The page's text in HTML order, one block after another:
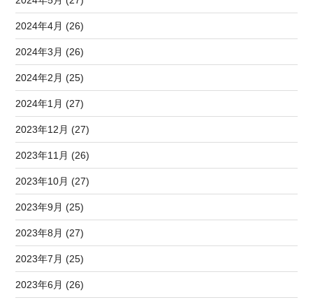
2024年4月 (26)
2024年3月 (26)
2024年2月 (25)
2024年1月 (27)
2023年12月 (27)
2023年11月 (26)
2023年10月 (27)
2023年9月 (25)
2023年8月 (27)
2023年7月 (25)
2023年6月 (26)